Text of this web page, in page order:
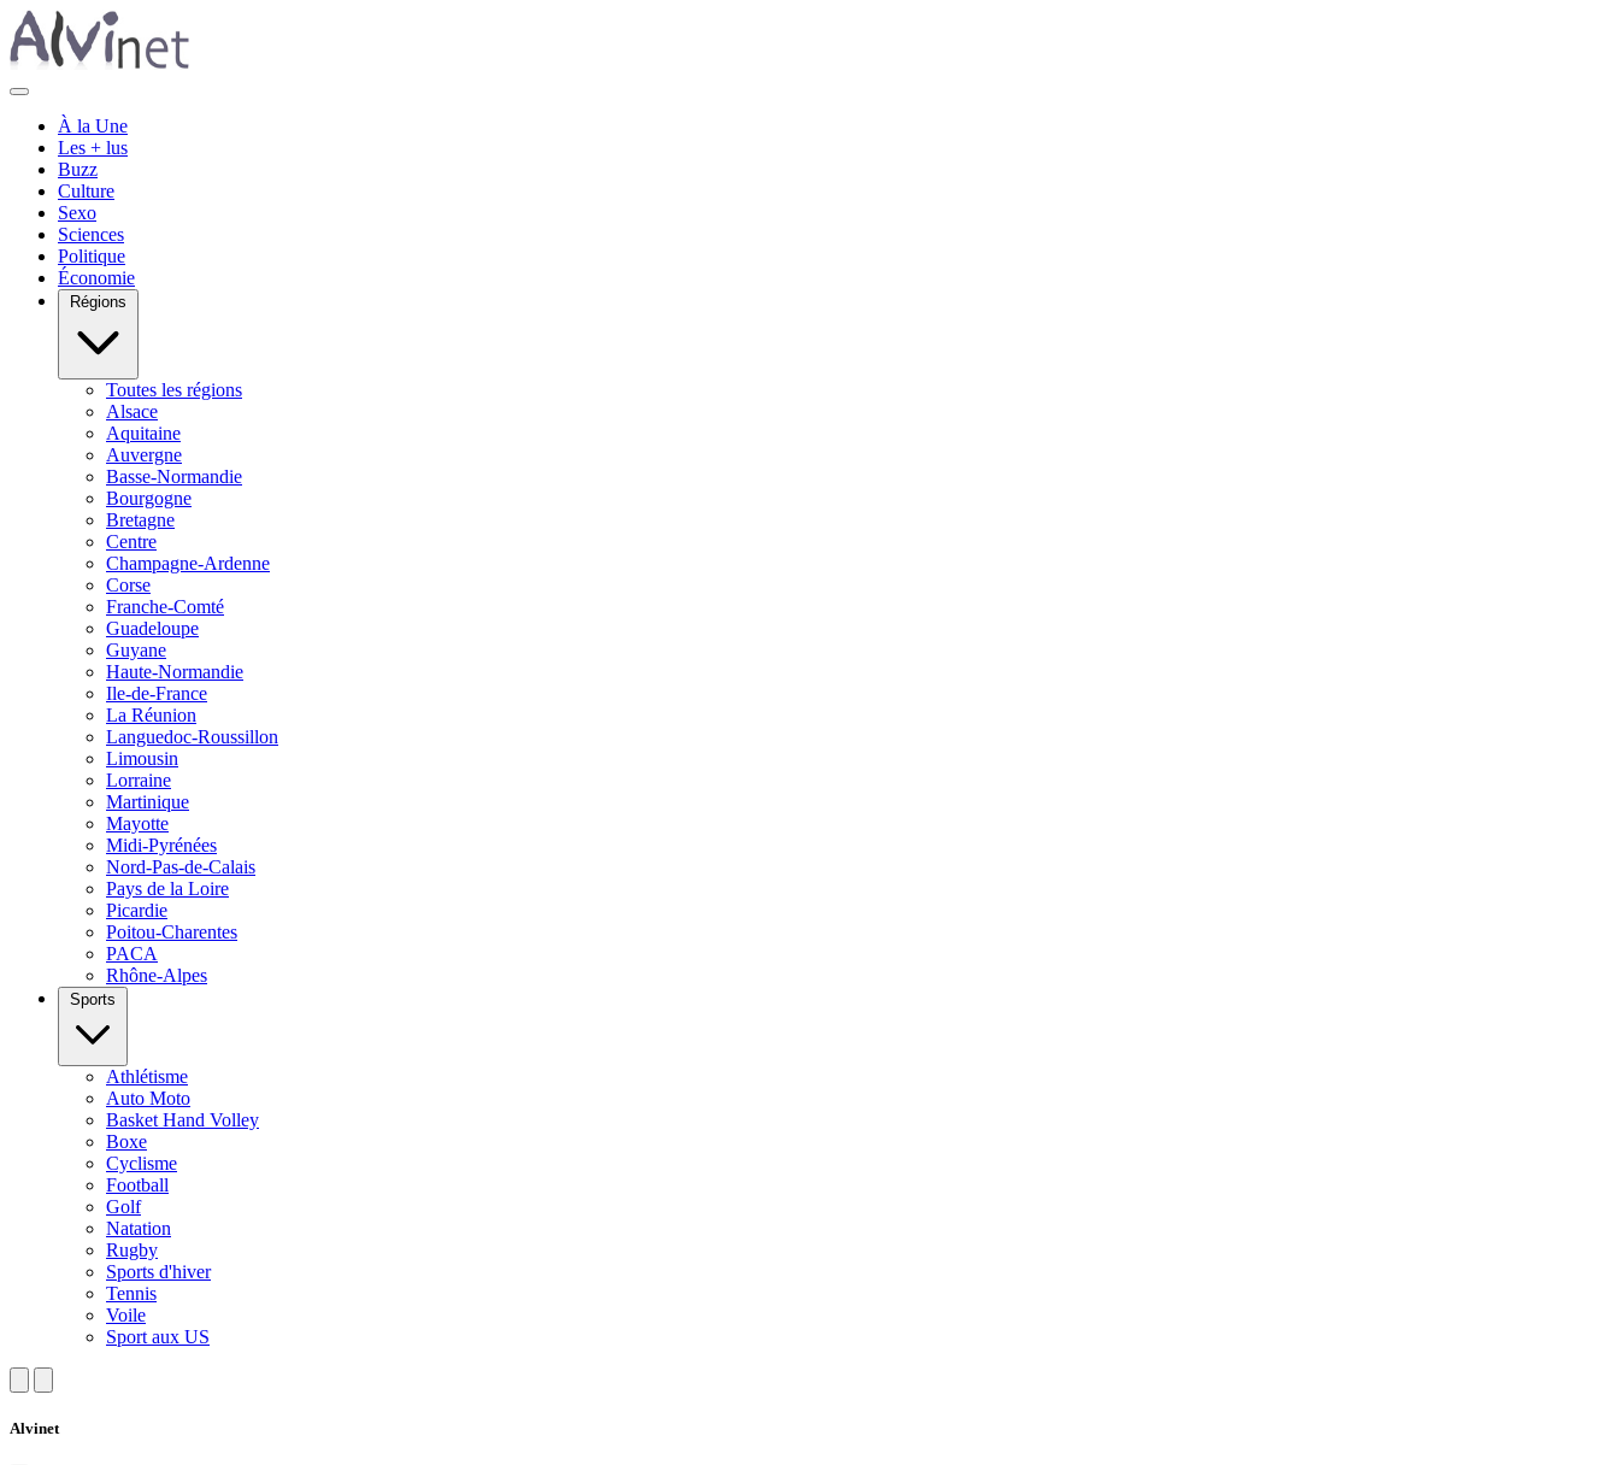
À la Une
Les + lus
Buzz
Culture
Sexo
Sciences
Politique
Économie
Régions
Toutes les régions
Alsace
Aquitaine
Auvergne
Basse-Normandie
Bourgogne
Bretagne
Centre
Champagne-Ardenne
Corse
Franche-Comté
Guadeloupe
Guyane
Haute-Normandie
Ile-de-France
La Réunion
Languedoc-Roussillon
Limousin
Lorraine
Martinique
Mayotte
Midi-Pyrénées
Nord-Pas-de-Calais
Pays de la Loire
Picardie
Poitou-Charentes
PACA
Rhône-Alpes
Sports
Athlétisme
Auto Moto
Basket Hand Volley
Boxe
Cyclisme
Football
Golf
Natation
Rugby
Sports d'hiver
Tennis
Voile
Sport aux US
Alvinet